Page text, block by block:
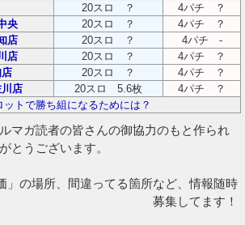
20スロ ？
4パチ ？
央
20スロ ？
4パチ ？
店
20スロ ？
4パチ -
店
20スロ ？
4パチ ？
20スロ ？
4パチ ？
店
20スロ 5.6枚
4パチ ？
ットで勝ち組になるためには？
マガ読者の皆さんの御協力のもと作られ
とうございます。
」の場所、間違ってる箇所など、情報随時
募集してます！